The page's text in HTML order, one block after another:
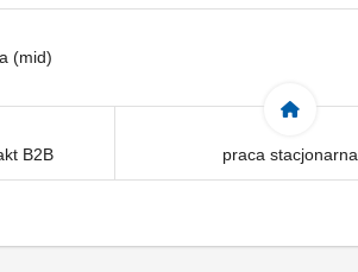
(mid)
B2B praca stacjonarna